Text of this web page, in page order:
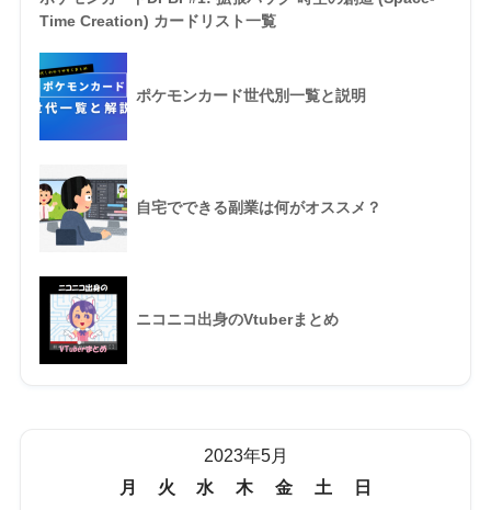
Time Creation) カードリスト一覧
ポケモンカード世代別一覧と説明
自宅でできる副業は何がオススメ？
ニコニコ出身のVtuberまとめ
2023年5月
月
火 水 木 金 土 日